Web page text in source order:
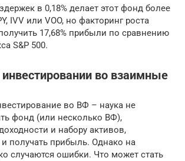
в 0,18% делает этот фонд более
IVV или VOO, но факторинг роста
17,68% прибыли по сравнению
S&P 500.
во взаимные
во ВФ – наука не
фонд (или несколько ВФ),
и набору активов,
и получать прибыль. Однако на
случаются ошибки. Что может стать